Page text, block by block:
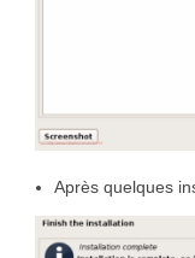
Après quelques